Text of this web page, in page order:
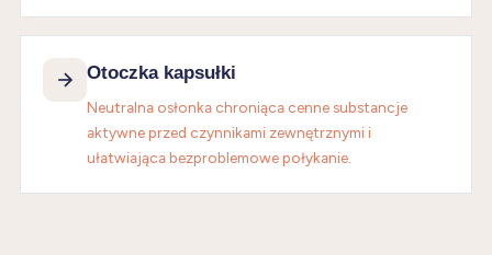
Otoczka kapsułki
Neutralna osłonka chroniąca cenne substancje
aktywne przed czynnikami zewnętrznymi i
ułatwiająca bezproblemowe połykanie.